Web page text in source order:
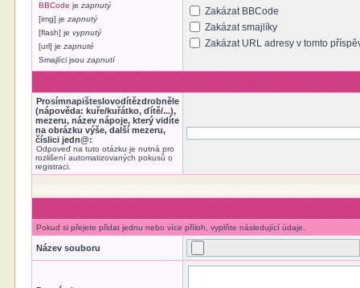
BBCode jezapnutý
[img] jezapnutý
[flash] jevypnutý
[url] jezapnuté
Smajlíci jsouzapnutí
Zakázat BBCode
Zakázat smajlíky
Zakázat URL adresy v tomto
Prosímnapišteslovodítězdrobněle
(nápověda: kuře/kuřátko, ďítě/...),
mezeru, název nápoje, který vidíte
na obrázku výše, další mezeru,
číslici jedn@:
Odpoveď na tuto otázku je nutná pro
rozlišení automatizovaných pokusů o
registraci.
Pokud si přejete přidat jednu nebo více příloh, vyplňte následující údaje.
Název souboru